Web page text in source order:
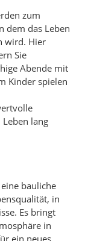
zum
dem das Leben
wird. Hier
Sie
Abende mit
Kinder spielen
lang
bauliche
in
Es bringt
in